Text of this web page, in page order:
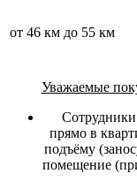
от 46 км до 55 км
Уважаемые
прямо в
подъёму
помещение